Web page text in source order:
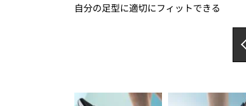
自分の足型に適切にフィットできる